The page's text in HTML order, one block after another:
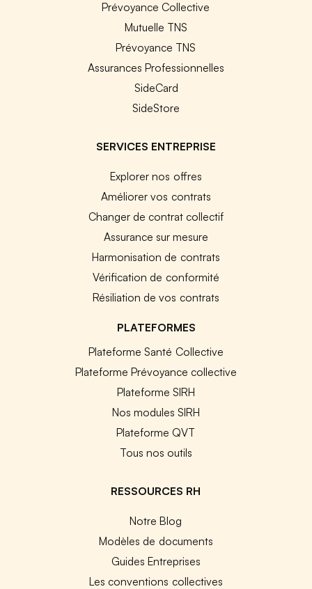
Prévoyance Collective
Mutuelle TNS
Prévoyance TNS
Assurances Professionnelles
SideCard
SideStore
SERVICES ENTREPRISE
Explorer nos offres
Améliorer vos contrats
Changer de contrat collectif
Assurance sur mesure
Harmonisation de contrats
Vérification de conformité
Résiliation de vos contrats
PLATEFORMES
Plateforme Santé Collective
Plateforme Prévoyance collective
Plateforme SIRH
Nos modules SIRH
Plateforme QVT
Tous nos outils
RESSOURCES RH
Notre Blog
Modèles de documents
Guides Entreprises
Les conventions collectives